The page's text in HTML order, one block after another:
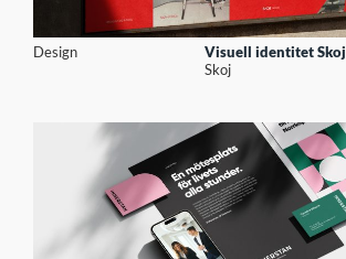
Design
Visuell identitet Skoj
Skoj